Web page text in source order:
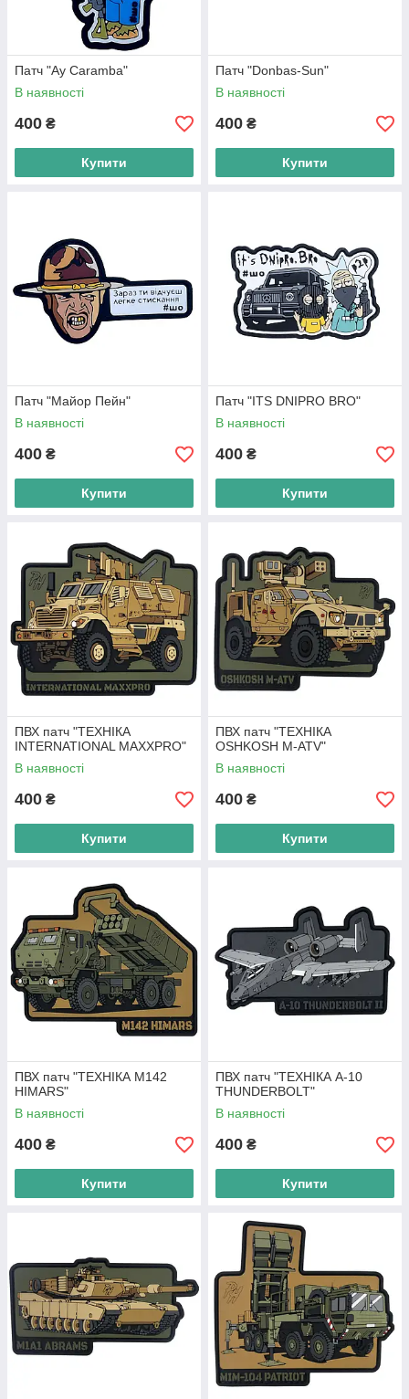
Патч "Ay Caramba"
В наявності
400 ₴
Купити
Патч "Donbas-Sun"
В наявності
400 ₴
Купити
Патч "Майор Пейн"
В наявності
400 ₴
Купити
Патч "ITS DNIPRO BRO"
В наявності
400 ₴
Купити
ПВХ патч "ТЕХНІКА
INTERNATIONAL MAXXPRO"
В наявності
400 ₴
Купити
ПВХ патч "ТЕХНІКА
OSHKOSH M-ATV"
В наявності
400 ₴
Купити
ПВХ патч "ТЕХНІКА M142
HIMARS"
В наявності
400 ₴
Купити
ПВХ патч "ТЕХНІКА A-10
THUNDERBOLT"
В наявності
400 ₴
Купити